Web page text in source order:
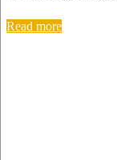
Read more